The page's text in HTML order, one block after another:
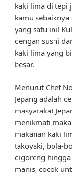
kaki lima di tepi
kamu
yang satu ini!
dengan sushi
kaki lima yang
besar.
Menurut Chef
Jepang adalah
masyarakat
menikmati
makanan kaki
takoyaki, bola-
digoreng
manis, cocok